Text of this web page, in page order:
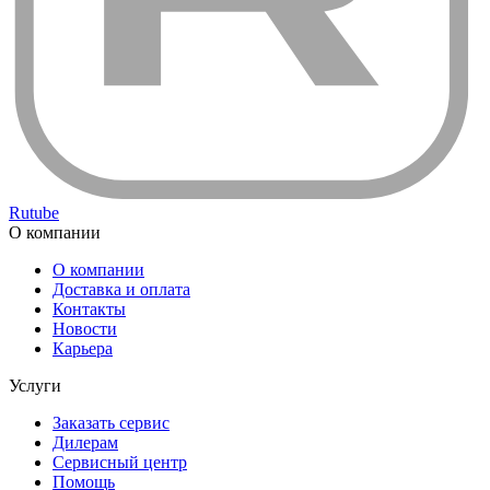
Rutube
О компании
О компании
Доставка и оплата
Контакты
Новости
Карьера
Услуги
Заказать сервис
Дилерам
Сервисный центр
Помощь